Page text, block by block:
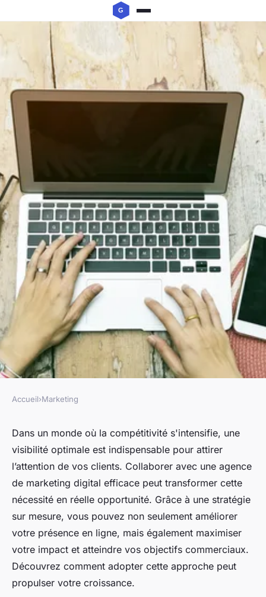
Boostez votre visibilité avec
une agence marketing digital
efficace
Mathis•30 septembre 2024•4 min de lecture
Accueil›Marketing
Dans un monde où la compétitivité s'intensifie, une
visibilité optimale est indispensable pour attirer
l’attention de vos clients. Collaborer avec une agence
de marketing digital efficace peut transformer cette
nécessité en réelle opportunité. Grâce à une stratégie
sur mesure, vous pouvez non seulement améliorer
votre présence en ligne, mais également maximiser
votre impact et atteindre vos objectifs commerciaux.
Découvrez comment adopter cette approche peut
propulser votre croissance.